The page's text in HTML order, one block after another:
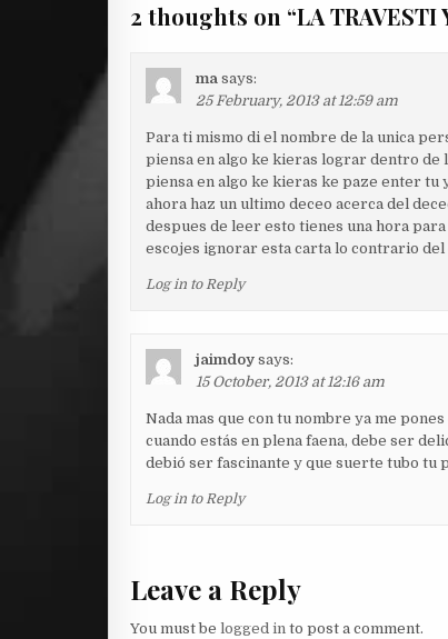
2 thoughts on “LA TRAVESTI
ma says:
25 February, 2013 at 12:59 am
Para ti mismo di el nombre de la unica
piensa en algo ke kieras lograr dentro de
piensa en algo ke kieras ke paze enter tu
ahora haz un ultimo deceo acerca del
despues de leer esto tienes una hora
escojes ignorar esta carta lo contrario del
Log in to Reply
jaimdoy says:
15 October, 2013 at 12:16 am
Nada mas que con tu nombre ya me
cuando estás en plena faena, debe ser
debió ser fascinante y que suerte tubo tu
Log in to Reply
Leave a Reply
You must be logged into post a comment.